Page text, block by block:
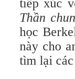
tiếp xúc
Thần
học
này cho
tìm lại